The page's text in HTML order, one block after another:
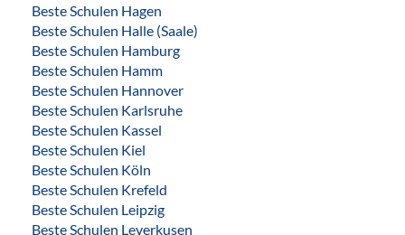
Beste Schulen Hagen
Beste Schulen Halle (Saale)
Beste Schulen Hamburg
Beste Schulen Hamm
Beste Schulen Hannover
Beste Schulen Karlsruhe
Beste Schulen Kassel
Beste Schulen Kiel
Beste Schulen Köln
Beste Schulen Krefeld
Beste Schulen Leipzig
Beste Schulen Leverkusen